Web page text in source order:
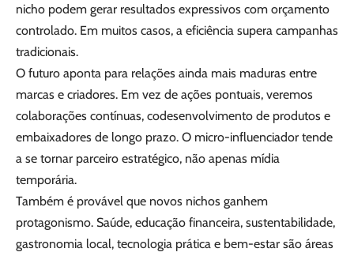
nicho podem gerar resultados expressivos com orçamento
controlado. Em muitos casos, a eficiência supera campanhas
tradicionais.
O futuro aponta para relações ainda mais maduras entre
marcas e criadores. Em vez de ações pontuais, veremos
colaborações contínuas, codesenvolvimento de produtos e
embaixadores de longo prazo. O micro-influenciador tende
a se tornar parceiro estratégico, não apenas mídia
temporária.
Também é provável que novos nichos ganhem
protagonismo. Saúde, educação financeira, sustentabilidade,
gastronomia local, tecnologia prática e bem-estar são áreas